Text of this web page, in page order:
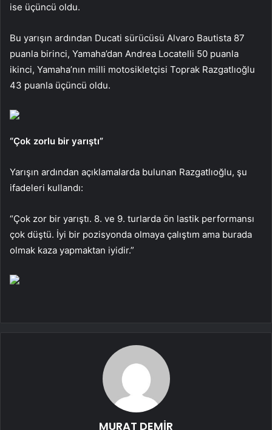
ise üçüncü oldu.
Bu yarışın ardından Ducati sürücüsü Alvaro Bautista 87
puanla birinci, Yamaha’dan Andrea Locatelli 50 puanla
ikinci, Yamaha’nın milli motosikletçisi Toprak Razgatlıoğlu
43 puanla üçüncü oldu.
“Çok zorlu bir yarıştı”
Yarışın ardından açıklamalarda bulunan Razgatlıoğlu, şu
ifadeleri kullandı:
“Çok zor bir yarıştı. 8. ve 9. turlarda ön lastik performansı
çok düştü. İyi bir pozisyonda olmaya çalıştım ama burada
olmak kaza yapmaktan iyidir.”
MURAT DEMİR